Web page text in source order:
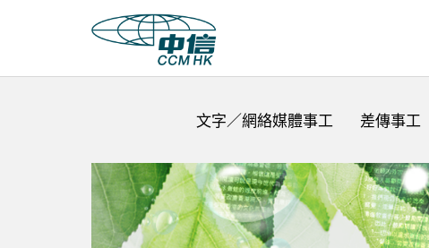
文字／網絡媒體事工 差傳事工